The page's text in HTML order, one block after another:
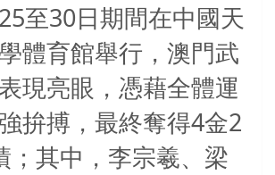
25至30 日期間在中國天
體育館舉行，澳門武
現亮眼，憑藉全體運
拚搏，最終奪得4金2
；其中，李宗羲、梁